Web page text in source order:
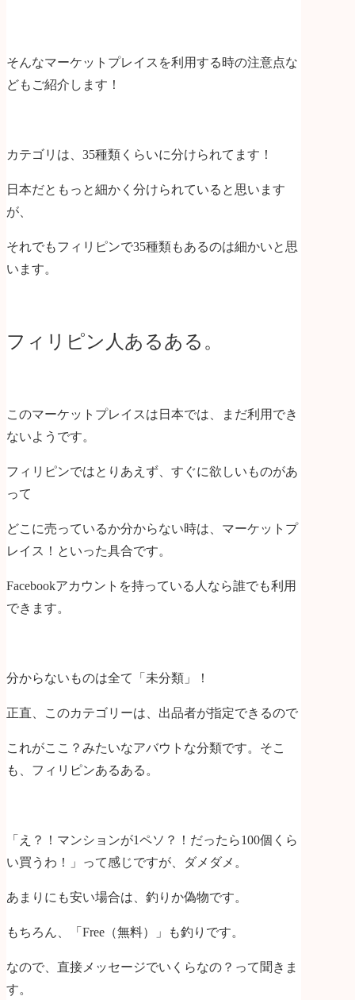
そんなマーケットプレイスを利用する時の注意点な
どもご紹介します！
カテゴリは、35種類くらいに分けられてます！
日本だともっと細かく分けられていると思います
が、
それでもフィリピンで35種類もあるのは細かいと思
います。
フィリピン人あるある。
このマーケットプレイスは日本では、まだ利用でき
ないようです。
フィリピンではとりあえず、すぐに欲しいものがあ
って
どこに売っているか分からない時は、マーケットプ
レイス！といった具合です。
Facebookアカウントを持っている人なら誰でも利用
できます。
分からないものは全て「未分類」！
正直、このカテゴリーは、出品者が指定できるので
これがここ？みたいなアバウトな分類です。そこ
も、フィリピンあるある。
「え？！マンションが1ペソ？！だったら100個くら
い買うわ！」って感じですが、ダメダメ。
あまりにも安い場合は、釣りか偽物です。
もちろん、「Free（無料）」も釣りです。
なので、直接メッセージでいくらなの？って聞きま
す。